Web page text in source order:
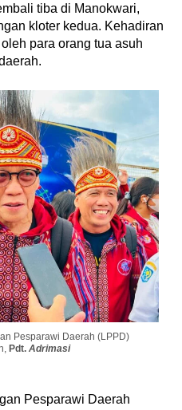
tiba di Manokwari,
kloter kedua. Kehadiran
para orang tua asuh
Pesparawi Daerah (LPPD)
Pdt. Adrimasi
Pesparawi Daerah